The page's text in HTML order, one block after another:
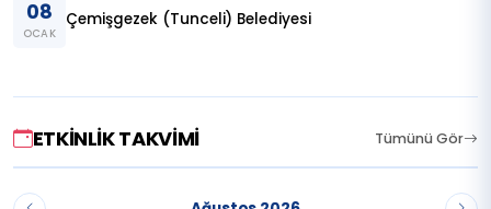
08
OCAK
Çemişgezek (Tunceli) Belediyesi
ETKINLIK TAKVIMI Tümünü Gör